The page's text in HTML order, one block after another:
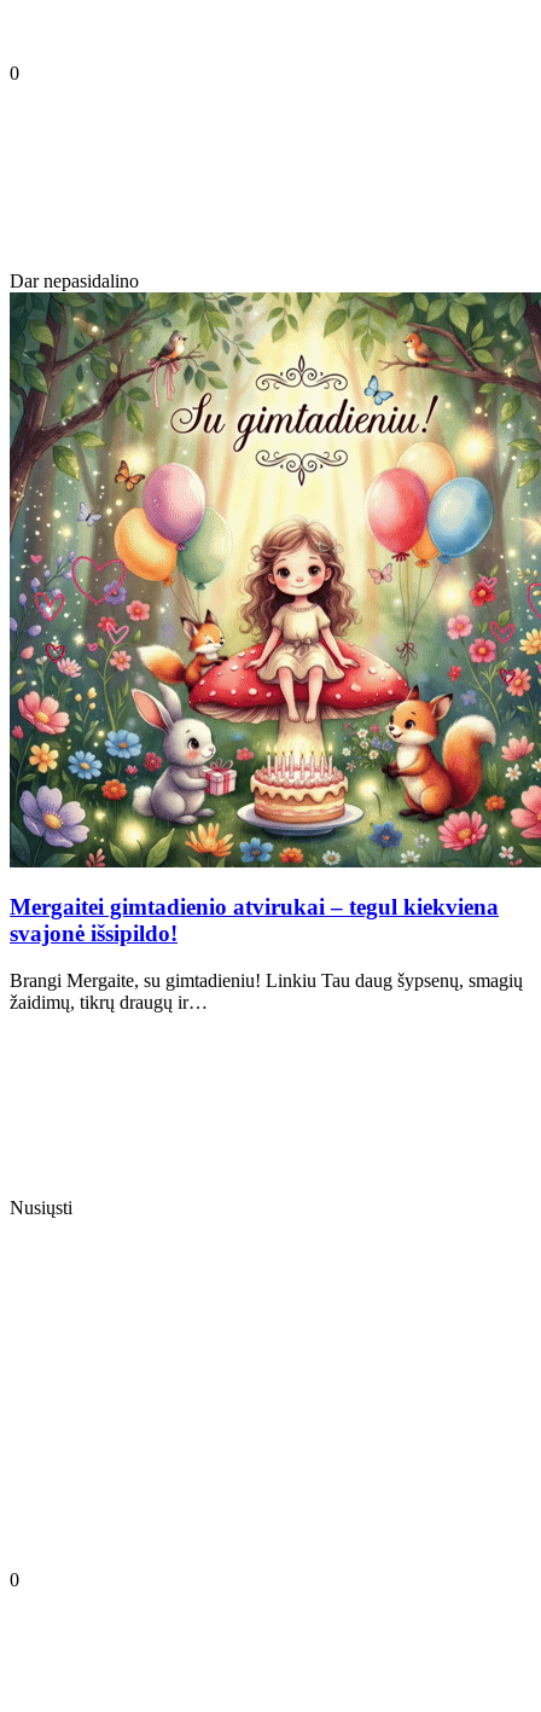
0
Dar nepasidalino
Mergaitei gimtadienio atvirukai – tegul kiekviena
svajonė išsipildo!
Brangi Mergaite, su gimtadieniu! Linkiu Tau daug šypsenų, smagių
žaidimų, tikrų draugų ir…
Nusiųsti
0